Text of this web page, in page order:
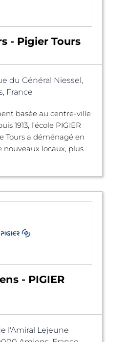
- Pigier Tours
du Général Niessel,
France
basée au centre-ville
1913, l’école PIGIER
Tours a déménagé en
nouveaux locaux, plus
- PIGIER
l'Amiral Lejeune